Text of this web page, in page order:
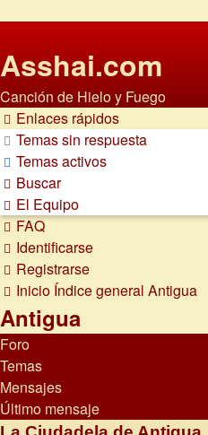
Asshai.com
Canción de Hielo y Fuego
Enlaces rápidos
Temas sin respuesta
Temas activos
Buscar
El Equipo
FAQ
Identificarse
Registrarse
Inicio Índice general Antigua
Antigua
Foro
Temas
Mensajes
Último mensaje